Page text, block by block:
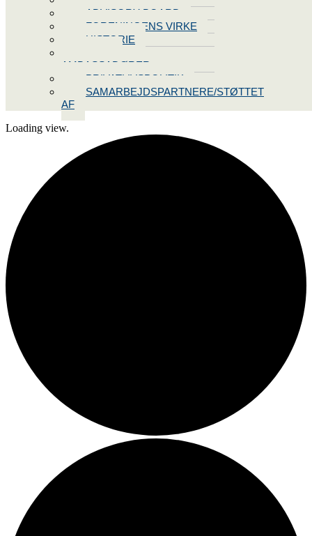
ADVISORY BOARD
FORENINGENS VIRKE
HISTORIE
AMBASSADØRER
PRIVATLIVSPOLITIK
SAMARBEJDSPARTNERE/STØTTET
AF
Loading view.